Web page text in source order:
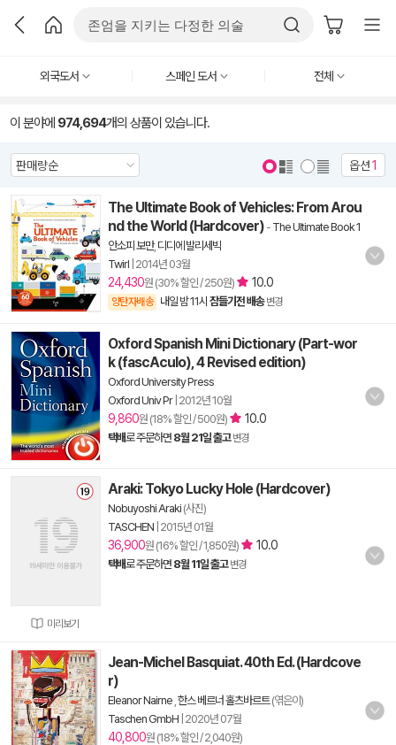
외국도서 스페인 도서 전체
이 분야에 974,694개의 상품이 있습니다.
옵션1
The Ultimate Book of Vehicles: From Arou
nd the World (Hardcover) - The Ultimate Book 1
안소피 보만, 디디에 발리세빅
Twirl 2014년 03월
24,430원 (30% 할인 / 250원) 10.0
양탄자배송 내일 밤 11시 잠들기전 배송 변경
Oxford Spanish Mini Dictionary (Part-wor
k (fascA­culo), 4 Revised edition)
Oxford University Press
Oxford Univ Pr| 2012년 10월
9,860원 (18% 할인 / 500원) 10.0
택배로 주문하면 8월 21일 출고 변경
미리보기
Araki: Tokyo Lucky Hole (Hardcover)
Nobuyoshi Araki (사진)
TASCHEN 2015년 01월
36,900원 (16% 할인 / 1,850원) 10.0
택배로 주문하면 8월 11일 출고 변경
Jean-Michel Basquiat. 40th Ed. (Hardcove
r)
Eleanor Nairne 한스 베르너 홀츠바르트(엮은이)
Taschen GmbH 2020년 07월
40,800원 (18% 할인 / 2,040원)